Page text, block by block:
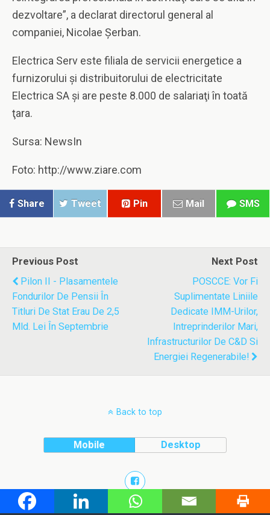
dezvoltare”, a declarat directorul general al
companiei, Nicolae Şerban.
Electrica Serv este filiala de servicii energetice a
furnizorului şi distribuitorului de electricitate
Electrica SA şi are peste 8.000 de salariaţi în toată
ţara.
Sursa: NewsIn
Foto: http://www.ziare.com
Share Tweet Pin Mail SMS
Previous Post
Pilon II - Plasamentele
Fondurilor De Pensii În
Titluri De Stat Erau De 2,5
Mld. Lei În Septembrie
Next Post
POSCCE: Vor Fi
Suplimentate Liniile
Dedicate IMM-Urilor,
Intreprinderilor Mari,
Infrastructurilor De C&D Si
Energiei Regenerabile!
Back to top
Mobile Desktop